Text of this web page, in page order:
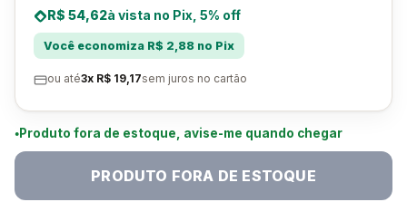
R$ 54,62à vista no Pix, 5% off
Você economiza R$ 2,88 no Pix
ou até3x R$ 19,17sem juros no cartão
Produto fora de estoque, avise-me quando chegar
PRODUTO FORA DE ESTOQUE